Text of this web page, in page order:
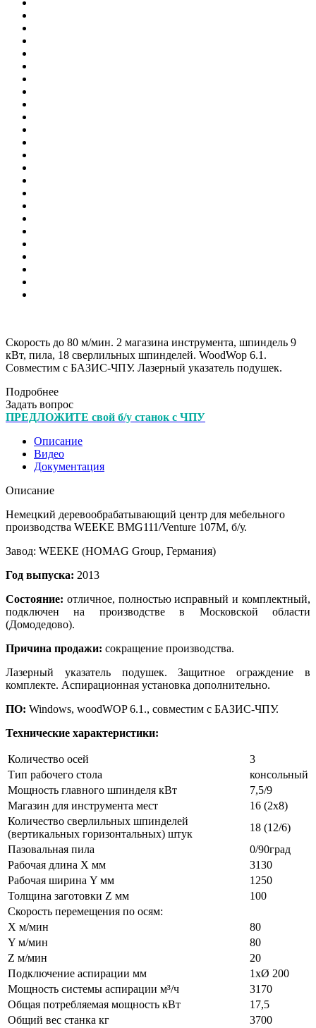
Скорость до 80 м/мин. 2 магазина инструмента, шпиндель 9
кВт, пила, 18 сверлильных шпинделей. WoodWop 6.1.
Совместим с БАЗИС-ЧПУ. Лазерный указатель подушек.
Подробнее
Задать вопрос
ПРЕДЛОЖИТЕ свой б/у станок с ЧПУ
Описание
Видео
Документация
Описание
Немецкий деревообрабатывающий центр для мебельного
производства WEEKE BMG111/Venture 107M, б/у.
Завод: WEEKE (HOMAG Group, Германия)
Год выпуска: 2013
Состояние: отличное, полностью исправный и комплектный,
подключен на производстве в Московской области
(Домодедово).
Причина продажи: сокращение производства.
Лазерный указатель подушек. Защитное ограждение в
комплекте. Аспирационная установка дополнительно.
ПО: Windows, woodWOP 6.1., совместим с БАЗИС-ЧПУ.
Технические характеристики:
Количество осей
3
Тип рабочего стола
консольный
Мощность главного шпинделя кВт
7,5/9
Магазин для инструмента мест
16 (2х8)
Количество сверлильных шпинделей
(вертикальных горизонтальных) штук
18 (12/6)
Пазовальная пила
0/90град
Рабочая длина X мм
3130
Рабочая ширина Y мм
1250
Толщина заготовки Z мм
100
Скорость перемещения по осям:
X м/мин
80
Y м/мин
80
Z м/мин
20
Подключение аспирации мм
1хØ 200
Мощность системы аспирации м³/ч
3170
Общая потребляемая мощность кВт
17,5
Общий вес станка кг
3700